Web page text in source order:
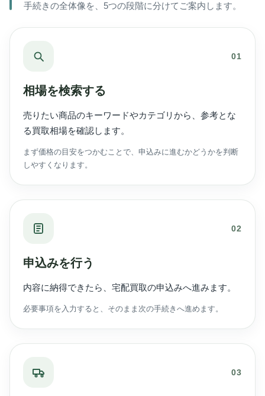
手続きの全体像を、5つの段階に分けてご案内します。
01
相場を検索する
売りたい商品のキーワードやカテゴリから、参考とな
る買取相場を確認します。
まず価格の目安をつかむことで、申込みに進むかどうかを判断
しやすくなります。
02
申込みを行う
内容に納得できたら、宅配買取の申込みへ進みます。
必要事項を入力すると、そのまま次の手続きへ進めます。
03